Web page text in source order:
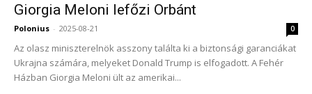
Giorgia Meloni lefőzi Orbánt
Polonius - 2025-08-21 0
Az olasz miniszterelnök asszony találta ki a biztonsági garanciákat
Ukrajna számára, melyeket Donald Trump is elfogadott. A Fehér
Házban Giorgia Meloni ült az amerikai...